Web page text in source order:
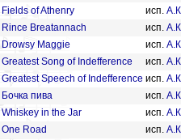
Fields of Athenry исп.
Rince Breatannach исп.
Drowsy Maggie исп.
Greatest Song of Indefference исп.
Greatest Speech of Indefference исп.
Бочка пива исп.
Whiskey in the Jar исп.
One Road исп.